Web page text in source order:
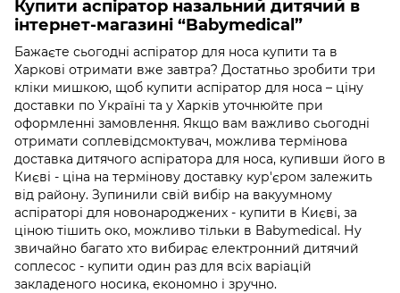
Купити аспіратор назальний дитячий в
інтернет-магазині “Babymedical”
Бажаєте сьогодні аспіратор для носа купити та в
Харкові отримати вже завтра? Достатньо зробити три
кліки мишкою, щоб купити аспіратор для носа – ціну
доставки по Україні та у Харків уточнюйте при
оформленні замовлення. Якщо вам важливо сьогодні
отримати соплевідсмоктувач, можлива термінова
доставка дитячого аспіратора для носа, купивши його в
Києві - ціна на термінову доставку кур'єром залежить
від району. Зупинили свій вибір на вакуумному
аспіраторі для новонароджених - купити в Києві, за
ціною тішить око, можливо тільки в Babymedical. Ну
звичайно багато хто вибирає електронний дитячий
соплесос - купити один раз для всіх варіацій
закладеного носика, економно і зручно.